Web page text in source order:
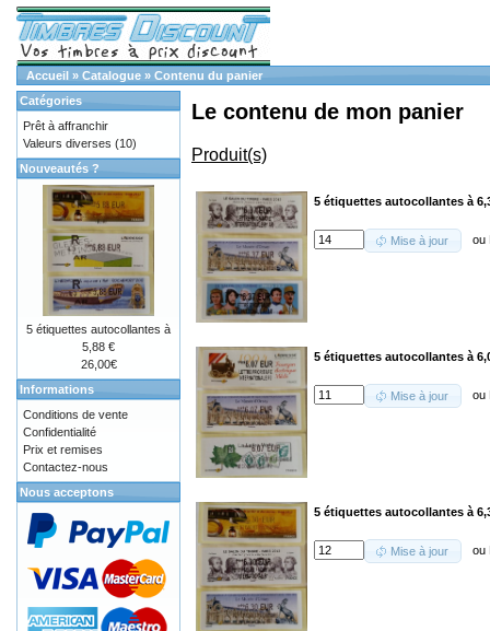
Accueil » Catalogue » Contenu du panier
Le contenu de mon panier
Produit(s)
5 étiquettes autocollantes à
Mise à jour ou
5 étiquettes autocollantes à
Mise à jour ou
5 étiquettes autocollantes à
Mise à jour ou
Catégories
Prêt à affranchir
Valeurs diverses (10)
Nouveautés ?
5 étiquettes autocollantes à
5,88 €
26,00€
Informations
Conditions de vente
Confidentialité
Prix et remises
Contactez-nous
Nous acceptons